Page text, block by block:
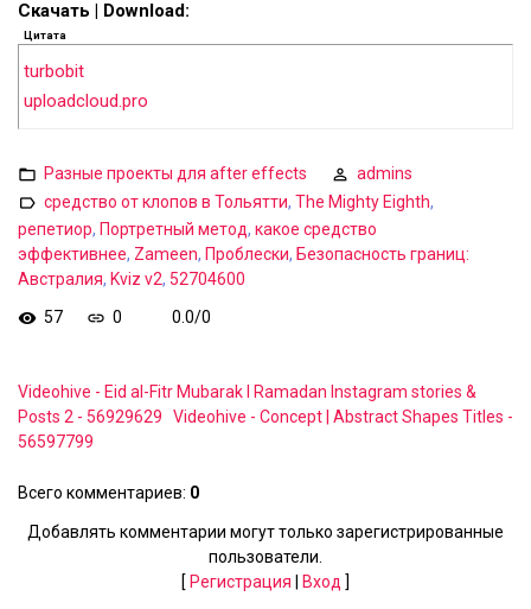
Скачать | Download:
Цитата
turbobit
uploadcloud.pro
Разные проекты для after effects
admins
средство от клопов в Тольятти, The Mighty Eighth,
репетиор, Портретный метод, какое средство
эффективнее, Zameen, Проблески, Безопасность границ:
Австралия, Kviz v2, 52704600
57
0 0.0/0
Videohive - Eid al-Fitr Mubarak I Ramadan Instagram stories &
Posts 2 - 56929629
Videohive - Concept | Abstract Shapes Titles -
56597799
Всего комментариев: 0
Добавлять комментарии могут только зарегистрированные
пользователи.
[ Регистрация Вход ]